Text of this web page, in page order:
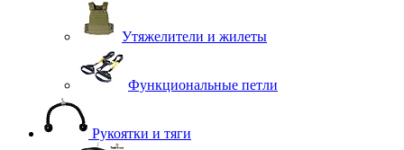
Утяжелители и жилеты
Функциональные петли
Рукоятки и тяги